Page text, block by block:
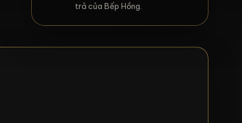
trả của Bếp Hồng.